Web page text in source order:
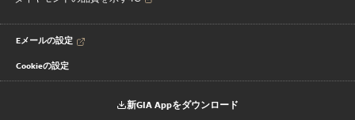
Eメールの設定
Cookieの設定
新GIA Appをダウンロード